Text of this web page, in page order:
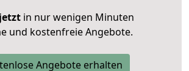
in nur wenigen Minuten
und kostenfreie Angebote.
Angebote erhalten